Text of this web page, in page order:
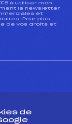
à utiliser mon
la newsletter
et
Pour plus
de vos droits et
de